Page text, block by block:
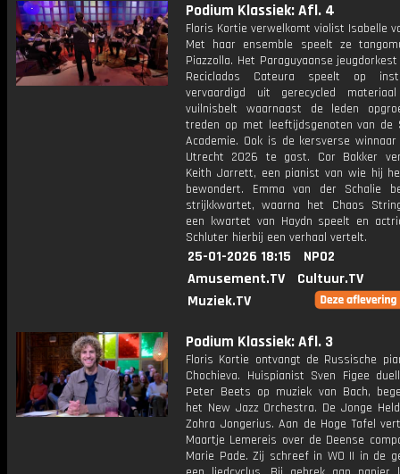
Podium Klassiek: Afl. 4
Floris Kortie verwelkomt violist Isabelle
Met haar ensemble speelt ze
Piazzolla. Het Paraguyaanse
Reciclados Cateura speelt op
vervaardigd uit gerecycled
vuilnisbelt waarnaast de leden
treden op met leeftijdsgenoten van de
Academie. Ook is de kersverse
Utrecht 2026 te gast. Cor Bakker
Keith Jarrett, een pianist van wie hij
bewondert. Emma van der Schalie
strijkkwartet, waarna het Chaos
een kwartet van Haydn speelt en
Schluter hierbij een verhaal vertelt.
25-01-2026 18:15
NPO2
Amusement.TV
Cultuur.TV
Muziek.TV
Podium Klassiek: Afl. 3
Floris Kortie ontvangt de Russische
Chochieva. Huispianist Sven Figee
Peter Beets op muziek van Bach,
het New Jazz Orchestra. De Jonge
Zohra Jongerius. Aan de Hoge Tafel
Maartje Lemereis over de Deense
Marie Pade. Zij schreef in WO II in de